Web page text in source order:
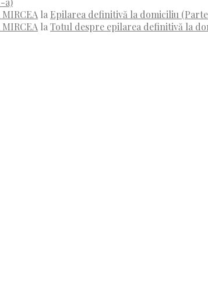
la Epilarea definitivă la domiciliu
laTotul despre epilarea definitivă la